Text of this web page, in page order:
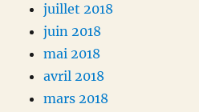
juillet 2018
juin 2018
mai 2018
avril 2018
mars 2018